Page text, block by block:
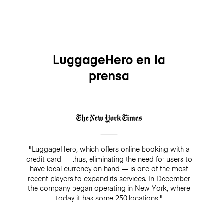
LuggageHero en la
prensa
"LuggageHero, which offers online booking with a
credit card — thus, eliminating the need for users to
have local currency on hand — is one of the most
recent players to expand its services. In December
the company began operating in New York, where
today it has some 250 locations."